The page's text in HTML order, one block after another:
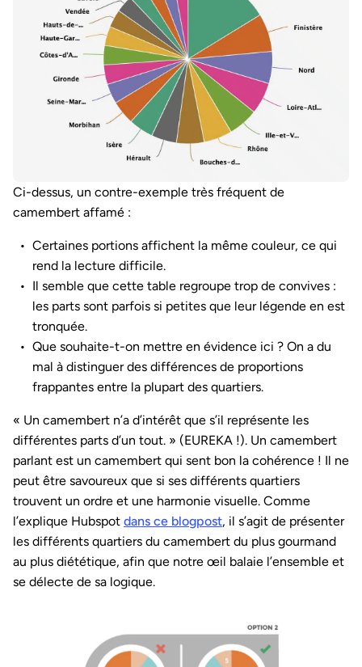
Ci-dessus, un contre-exemple très fréquent de
camembert affamé :
Certaines portions affichent la même couleur, ce qui
rend la lecture difficile.
Il semble que cette table regroupe trop de convives :
les parts sont parfois si petites que leur légende en est
tronquée.
Que souhaite-t-on mettre en évidence ici ? On a du
mal à distinguer des différences de proportions
frappantes entre la plupart des quartiers.
« Un camembert n’a d’intérêt que s’il représente les
différentes parts d’un tout. » (EUREKA !). Un camembert
parlant est un camembert qui sent bon la cohérence ! Il ne
peut être savoureux que si ses différents quartiers
trouvent un ordre et une harmonie visuelle. Comme
l’explique Hubspot dans ce blogpost, il s’agit de présenter
les différents quartiers du camembert du plus gourmand
au plus diététique, afin que notre œil balaie l’ensemble et
se délecte de sa logique.